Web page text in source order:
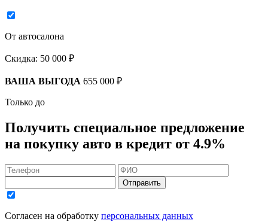
От автосалона
Скидка: 50 000 ₽
ВАША ВЫГОДА 655 000 ₽
Только до
Получить специальное предложение
на покупку авто в кредит от 4.9%
Отправить
Согласен на обработку персональных данных